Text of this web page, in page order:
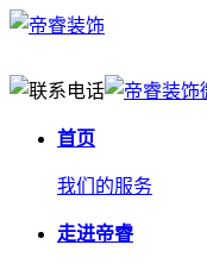
首页
我们的服务
走进帝睿